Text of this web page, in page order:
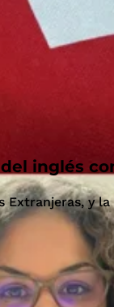
inglés
Extranjeras, y